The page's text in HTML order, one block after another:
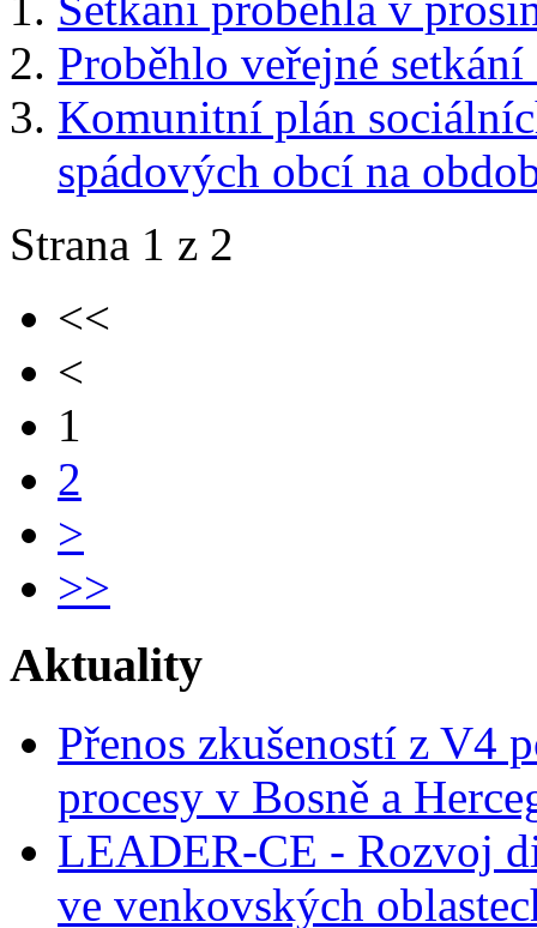
Proběhlo veřejné
Komunitní plán
spádových obcí na
Strana 1 z 2
<<
<
1
2
>
>>
Aktuality
Přenos zkušeností z V4
procesy v Bosně a
LEADER-CE - Rozvoj
ve venkovských